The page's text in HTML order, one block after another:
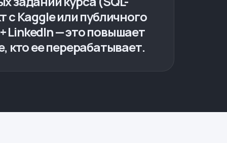
Kaggle или публичного
LinkedIn — это повышает
кто ее перерабатывает.